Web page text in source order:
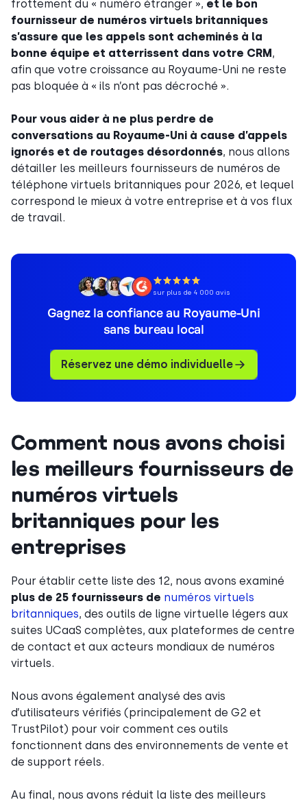
frottement du « numéro étranger », et le bon
fournisseur de numéros virtuels britanniques
s’assure que les appels sont acheminés à la
bonne équipe et atterrissent dans votre CRM,
afin que votre croissance au Royaume-Uni ne reste
pas bloquée à « ils n’ont pas décroché ».
Pour vous aider à ne plus perdre de
conversations au Royaume-Uni à cause d’appels
ignorés et de routages désordonnés, nous allons
détailler les meilleurs fournisseurs de numéros de
téléphone virtuels britanniques pour 2026, et lequel
correspond le mieux à votre entreprise et à vos flux
de travail.
sur plus de 4 000 avis
Gagnez la confiance au Royaume-Uni
sans bureau local
Réservez une démo individuelle
Comment nous avons choisi
les meilleurs fournisseurs de
numéros virtuels
britanniques pour les
entreprises
Pour établir cette liste des 12, nous avons examiné
plus de 25 fournisseurs de numéros virtuels
britanniques, des outils de ligne virtuelle légers aux
suites UCaaS complètes, aux plateformes de centre
de contact et aux acteurs mondiaux de numéros
virtuels.
Nous avons également analysé des avis
d’utilisateurs vérifiés (principalement de G2 et
TrustPilot) pour voir comment ces outils
fonctionnent dans des environnements de vente et
de support réels.
Au final, nous avons réduit la liste des meilleurs